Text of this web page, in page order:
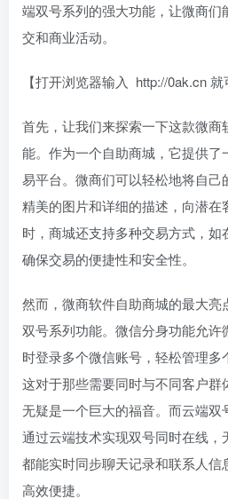
端双号系列的强大功能，让微商们
交和商业活动。
【打开浏览器输入 http://0ak.cn 就
首先，让我们来探索一下这款微商
能。作为一个自助商城，它提供了
易平台。微商们可以轻松地将自己
精美的图片和详细的描述，向潜在
时，商城还支持多种交易方式，如
确保交易的便捷性和安全性。
然而，微商软件自助商城的最大亮
双号系列功能。微信分身功能允许
时登录多个微信账号，轻松管理多
这对于那些需要同时与不同客户群
无疑是一个巨大的福音。而云端双
通过云端技术实现双号同时在线，
都能实时同步聊天记录和联系人信
高效便捷。